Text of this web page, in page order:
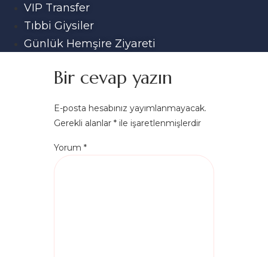
VIP Transfer
Tıbbi Giysiler
Günlük Hemşire Ziyareti
Bir cevap yazın
E-posta hesabınız yayımlanmayacak.
Gerekli alanlar *ile işaretlenmişlerdir
Yorum *